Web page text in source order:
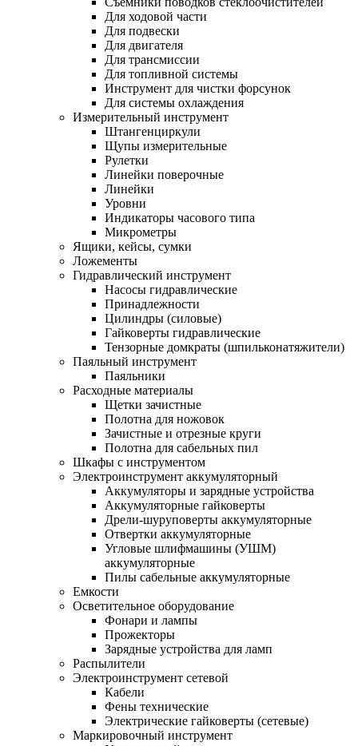
Для ходовой части
Для подвески
Для двигателя
Для трансмиссии
Для топливной системы
Инструмент для чистки форсунок
Для системы охлаждения
Измерительный инструмент
Штангенциркули
Щупы измерительные
Рулетки
Линейки поверочные
Линейки
Уровни
Индикаторы часового типа
Микрометры
Ящики, кейсы, сумки
Ложементы
Гидравлический инструмент
Насосы гидравлические
Принадлежности
Цилиндры (силовые)
Гайковерты гидравлические
Тензорные домкраты (шпильконатяжители)
Паяльный инструмент
Паяльники
Расходные материалы
Щетки зачистные
Полотна для ножовок
Зачистные и отрезные круги
Полотна для сабельных пил
Шкафы с инструментом
Электроинструмент аккумуляторный
Аккумуляторы и зарядные устройства
Аккумуляторные гайковерты
Дрели-шуруповерты аккумуляторные
Отвертки аккумуляторные
Угловые шлифмашины (УШМ)
аккумуляторные
Пилы сабельные аккумуляторные
Емкости
Осветительное оборудование
Фонари и лампы
Прожекторы
Зарядные устройства для ламп
Распылители
Электроинструмент сетевой
Кабели
Фены технические
Электрические гайковерты (сетевые)
Маркировочный инструмент